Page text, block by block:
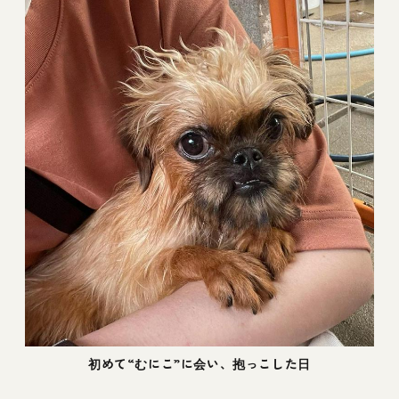
初めて“むにこ”に会い、抱っこした日